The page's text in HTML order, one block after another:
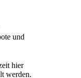
und
hier
werden.